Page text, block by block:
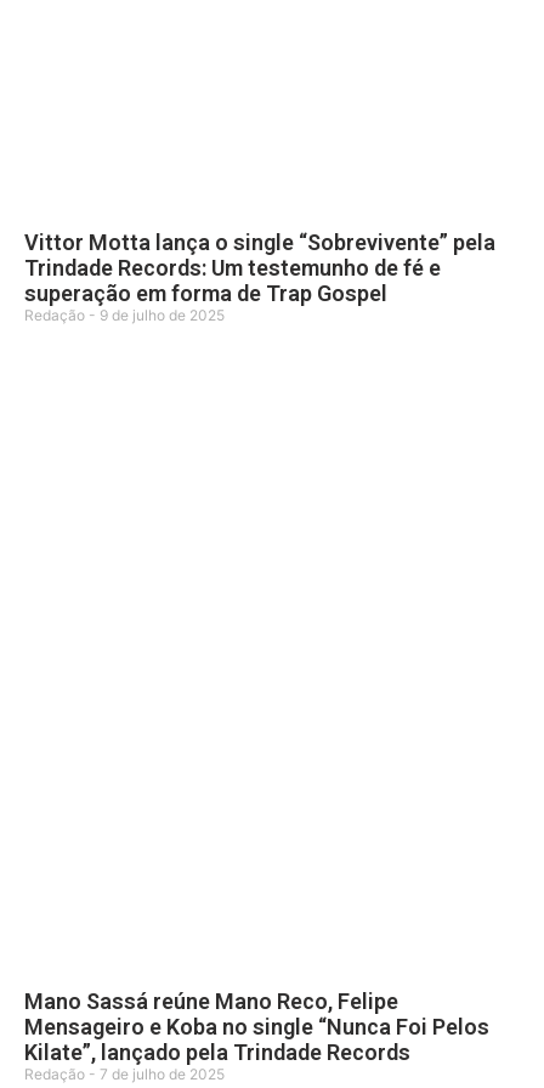
Vittor Motta lança o single “Sobrevivente” pela
Trindade Records: Um testemunho de fé e
superação em forma de Trap Gospel
Redação 9 de julho de 2025
Mano Sassá reúne Mano Reco, Felipe
Mensageiro e Koba no single “Nunca Foi Pelos
Kilate”, lançado pela Trindade Records
Redação 7 de julho de 2025